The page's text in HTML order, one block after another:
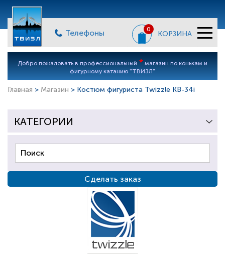
Телефоны 0
КОРЗИНА
Добро пожаловать в профессиональный * магазин по конькам и
фигурному катанию "ТВИЗЛ"
Главная > Магазин > Костюм фигуриста Twizzle KB-34i
КАТЕГОРИИ
Сделать заказ